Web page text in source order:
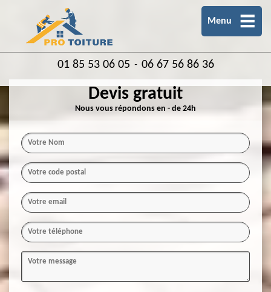
Menu
01 85 53 06 05 - 06 67 56 86 36
Devis gratuit
Nous vous répondons en - de 24h